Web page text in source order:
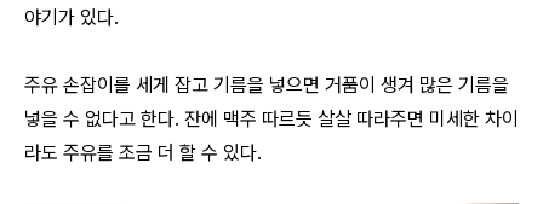
야기가 있다.
주유 손잡이를 세게 잡고 기름을 넣으면 거품이 생겨 많은 기름을
넣을 수 없다고 한다. 잔에 맥주 따르듯 살살 따라주면 미세한 차이
라도 주유를 조금 더 할 수 있다.